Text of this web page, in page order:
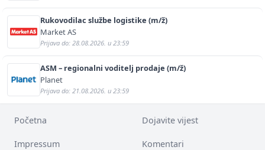
Rukovodilac službe logistike (m/ž)
Market AS
Prijava do: 28.08.2026. u 23:59
ASM – regionalni voditelj prodaje (m/ž)
Planet
Prijava do: 21.08.2026. u 23:59
Početna Dojavite vijest
Impressum Komentari